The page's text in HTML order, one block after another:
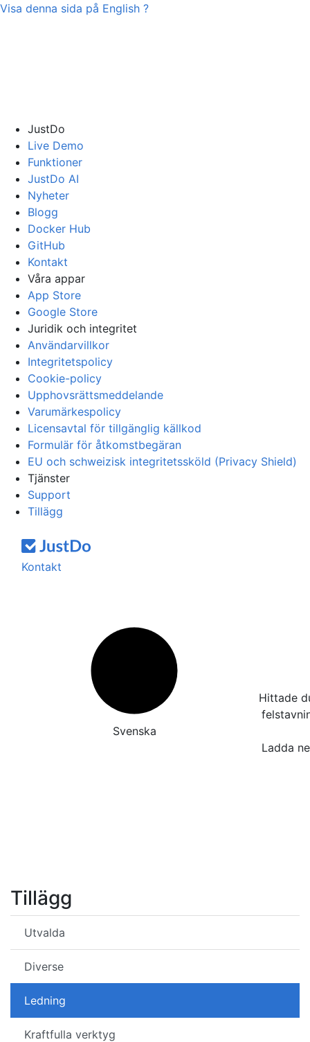
Visa denna sida på English ?
JustDo
Live Demo
Funktioner
JustDo AI
Nyheter
Blogg
Docker Hub
GitHub
Kontakt
Våra appar
App Store
Google Store
Juridik och integritet
Användarvillkor
Integritetspolicy
Cookie-policy
Upphovsrättsmeddelande
Varumärkespolicy
Licensavtal för tillgänglig källkod
Formulär för åtkomstbegäran
EU och schweizisk integritetssköld (Privacy Shield)
Tjänster
Support
Tillägg
Kontakt
Svenska
Hittade
Ladda
Tillägg
Utvalda
Diverse
Ledning
Kraftfulla verktyg